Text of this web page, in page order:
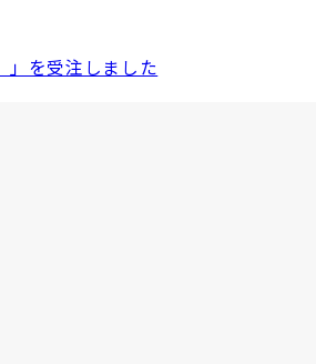
」を受注しました